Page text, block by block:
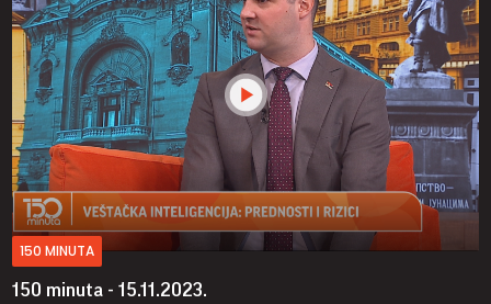
150 MINUTA
150 minuta - 15.11.2023.